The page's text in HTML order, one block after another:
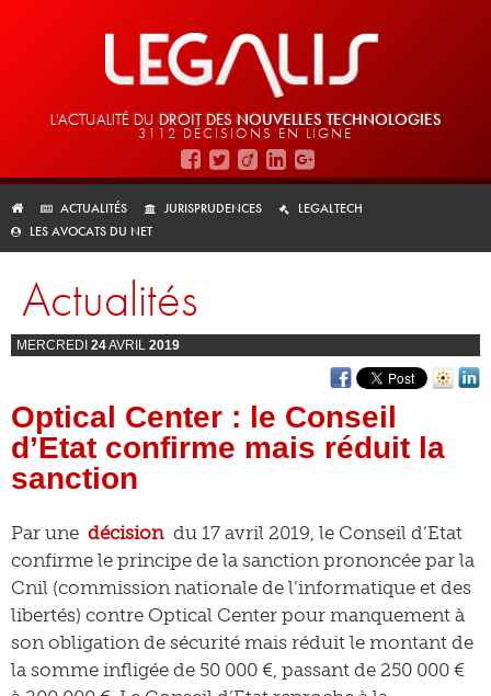
L'ACTUALITÉ DU DROIT DES NOUVELLES TECHNOLOGIES
3112 DÉCISIONS EN LIGNE
ACTUALITÉS JURISPRUDENCES
LEGALTECH
LES AVOCATS DU NET
Actualités
MERCREDI 24AVRIL 2019
Optical Center : le Conseil
d’Etat confirme mais réduit la
sanction
Par une décision du 17 avril 2019, le Conseil d’Etat
confirme le principe de la sanction prononcée par la
Cnil (commission nationale de l’informatique et des
libertés) contre Optical Center pour manquement à
son obligation de sécurité mais réduit le montant de
la somme infligée de 50 000 €, passant de 250 000 €